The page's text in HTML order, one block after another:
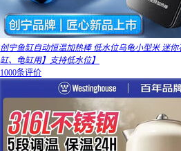
创宁鱼缸自动恒温加热棒 低水位乌龟小型米 迷
缸、龟缸用】支持低水位】
1000条评价